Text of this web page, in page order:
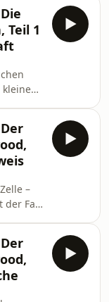
zum
Teil 1
kleine
— und
–
der Fall
sucht,